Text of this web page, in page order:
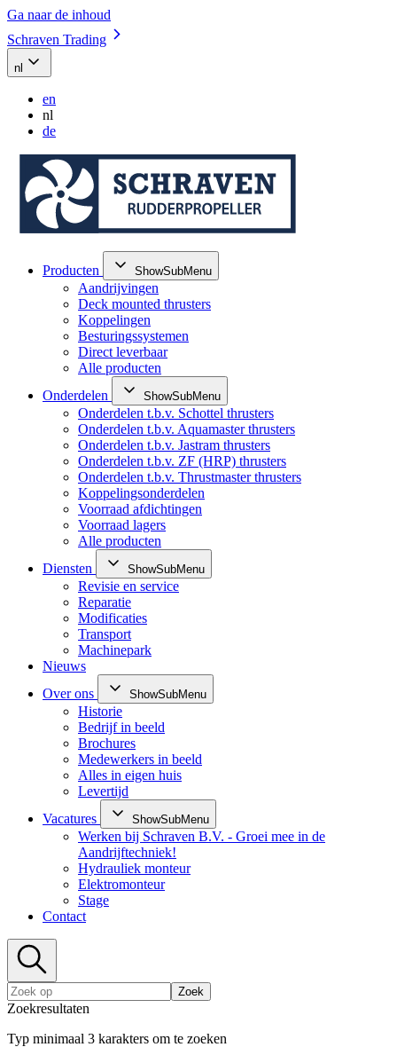
Ga naar de inhoud
Schraven Trading
nl
en
nl
de
Producten ShowSubMenu
Aandrijvingen
Deck mounted thrusters
Koppelingen
Besturingssystemen
Direct leverbaar
Alle producten
Onderdelen
ShowSubMenu
Onderdelen t.b.v. Schottel thrusters
Onderdelen t.b.v. Aquamaster thrusters
Onderdelen t.b.v. Jastram thrusters
Onderdelen t.b.v. ZF (HRP) thrusters
Onderdelen t.b.v. Thrustmaster thrusters
Koppelingsonderdelen
Voorraad afdichtingen
Voorraad lagers
Alle producten
Diensten
ShowSubMenu
Revisie en service
Reparatie
Modificaties
Transport
Machinepark
Nieuws
Over ons
ShowSubMenu
Historie
Bedrijf in beeld
Brochures
Medewerkers in beeld
Alles in eigen huis
Levertijd
Vacatures
ShowSubMenu
Werken bij Schraven B.V. - Groei mee in de
Aandrijftechniek!
Hydrauliek monteur
Elektromonteur
Stage
Contact
Zoek
Zoekresultaten
Typ minimaal 3 karakters om te zoeken